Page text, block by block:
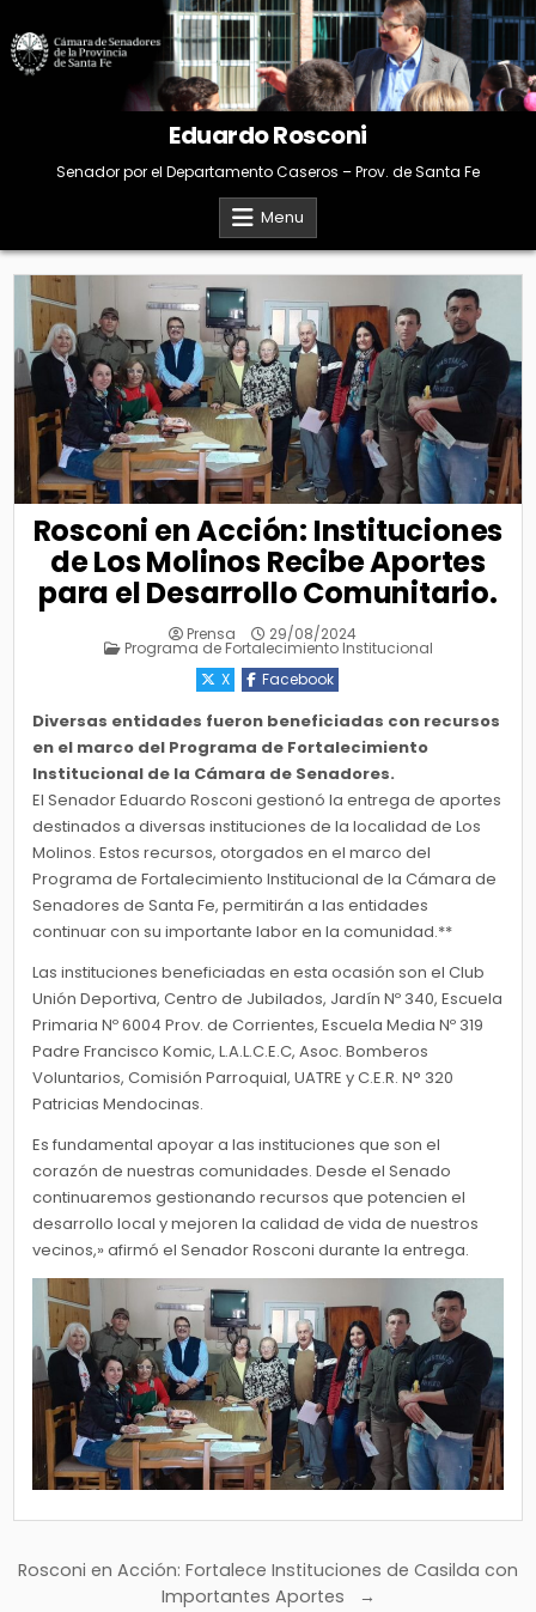
to
content
Eduardo Rosconi
Senador por el Departamento Caseros – Prov. de Santa Fe
Menu
Rosconi en Acción: Instituciones
de Los Molinos Recibe Aportes
para el Desarrollo Comunitario.
Prensa 29/08/2024
Posted
Programa de Fortalecimiento Institucional
X
Facebook
Diversas entidades fueron beneficiadas con recursos
en el marco del Programa de Fortalecimiento
Institucional de la Cámara de Senadores.
El Senador Eduardo Rosconi gestionó la entrega de aportes
destinados a diversas instituciones de la localidad de Los
Molinos. Estos recursos, otorgados en el marco del
Programa de Fortalecimiento Institucional de la Cámara de
Senadores de Santa Fe, permitirán a las entidades
continuar con su importante labor en la comunidad.**
Las instituciones beneficiadas en esta ocasión son el Club
Unión Deportiva, Centro de Jubilados, Jardín Nº 340, Escuela
Primaria Nº 6004 Prov. de Corrientes, Escuela Media Nº 319
Padre Francisco Komic, L.A.L.C.E.C, Asoc. Bomberos
Voluntarios, Comisión Parroquial, UATRE y C.E.R. N° 320
Patricias Mendocinas.
Es fundamental apoyar a las instituciones que son el
corazón de nuestras comunidades. Desde el Senado
continuaremos gestionando recursos que potencien el
desarrollo local y mejoren la calidad de vida de nuestros
vecinos,» afirmó el Senador Rosconi durante la entrega.
Navegación
Rosconi en Acción: Fortalece Instituciones de Casilda con
Importantes Aportes →